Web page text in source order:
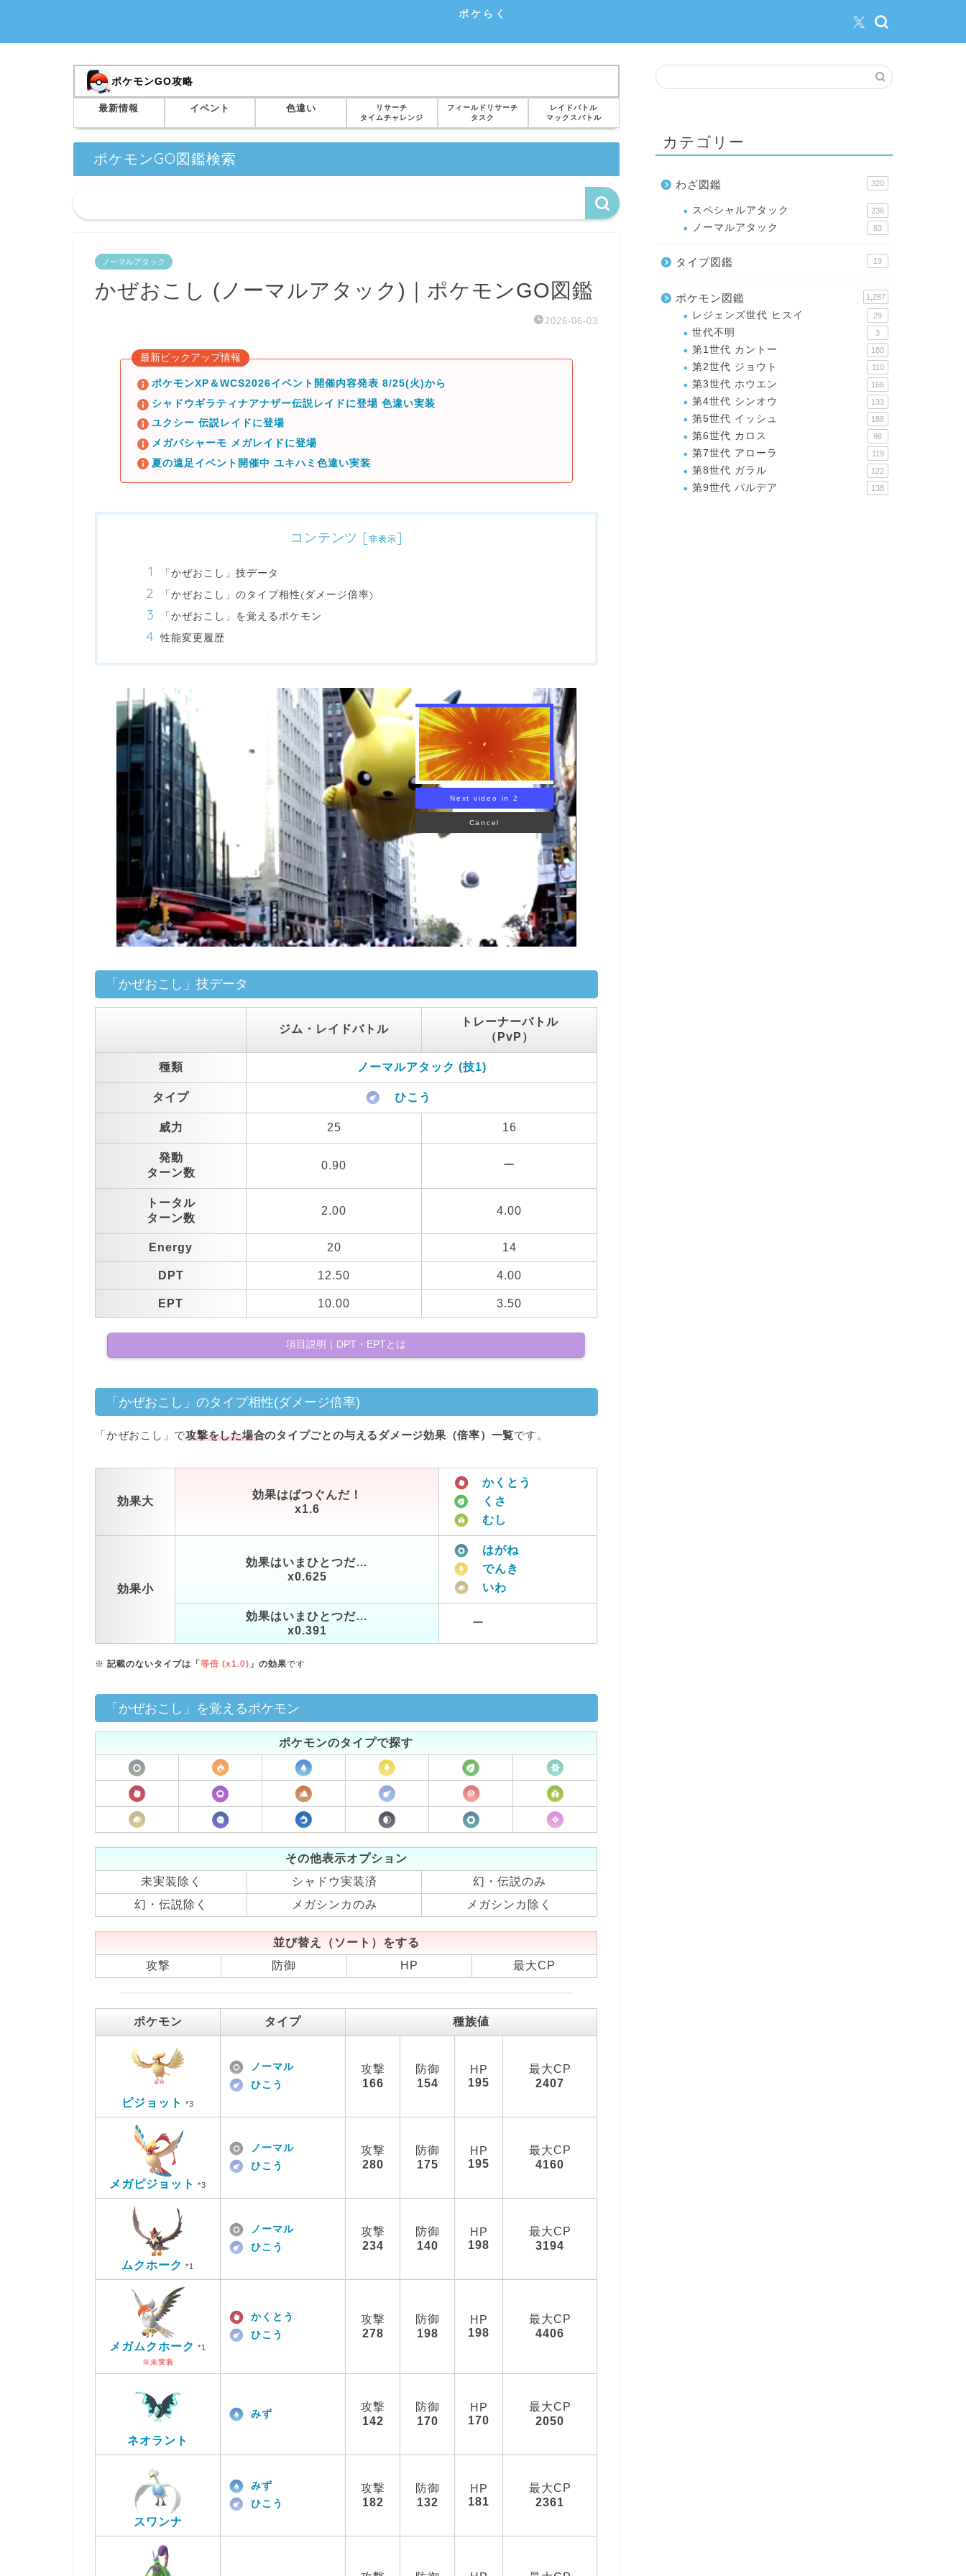
ポケらく
ポケモンGO攻略
最新情報 イベント 色違い
リサーチ
タイムチャレンジ
フィールドリサーチ
タスク
レイドバトル
マックスバトル
ポケモンGO図鑑検索
ノーマルアタック
かぜおこし (ノーマルアタック)｜ポケモンGO図鑑
2026-06-03
最新ピックアップ情報
ポケモンXP＆WCS2026イベント開催内容発表 8/25(火)から
シャドウギラティナアナザー伝説レイドに登場 色違い実装
ユクシー 伝説レイドに登場
メガバシャーモ メガレイドに登場
夏の遠足イベント開催中 ユキハミ色違い実装
コンテンツ [非表示]
「かぜおこし」技データ
「かぜおこし」のタイプ相性(ダメージ倍率)
「かぜおこし」を覚えるポケモン
性能変更履歴
Next video in 1
Cancel
「かぜおこし」技データ
ジム・レイドバトル
トレーナーバトル
（PvP）
種類 ノーマルアタック (技1)
タイプ ひこう
威力 25 16
発動
ターン数
0.90 ー
トータル
ターン数
2.00 4.00
Energy 20 14
DPT 12.50 4.00
EPT 10.00 3.50
項目説明｜DPT・EPTとは
「かぜおこし」のタイプ相性(ダメージ倍率)
「かぜおこし」で攻撃をした場合のタイプごとの与えるダメージ効果（倍率）一覧です。
効果大
効果はばつぐんだ！
x1.6
かくとう
くさ
むし
効果小
効果はいまひとつだ…
x0.625
はがね
でんき
いわ
効果はいまひとつだ…
x0.391
ー
※ 記載のないタイプは「 等倍 (x1.0) 」の効果です
「かぜおこし」を覚えるポケモン
ポケモンのタイプで探す
その他表示オプション
未実装除く
シャドウ実装済
幻・伝説のみ
幻・伝説除く
メガシンカのみ メガシンカ除く
並び替え（ソート）をする
攻撃
防御 HP 最大CP
ポケモン タイプ 種族値
ピジョット *3
ノーマル
ひこう
攻撃
166
防御
154
HP
195
最大CP
2407
メガピジョット *3
ノーマル
ひこう
攻撃
280
防御
175
HP
195
最大CP
4160
ムクホーク *1
ノーマル
ひこう
攻撃
234
防御
140
HP
198
最大CP
3194
メガムクホーク *1
※未実装
かくとう
ひこう
攻撃
278
防御
198
HP
198
最大CP
4406
ネオラント
みず
攻撃
142
防御
170
HP
170
最大CP
2050
スワンナ
みず
ひこう
攻撃
182
防御
132
HP
181
最大CP
2361
カテゴリー
わざ図鑑 320
スペシャルアタック 236
ノーマルアタック 83
タイプ図鑑 19
ポケモン図鑑 1,287
レジェンズ世代 ヒスイ 29
世代不明 3
第1世代 カントー 180
第2世代 ジョウト 110
第3世代 ホウエン 166
第4世代 シンオウ 133
第5世代 イッシュ 188
第6世代 カロス 98
第7世代 アローラ 119
第8世代 ガラル 122
第9世代 パルデア 138